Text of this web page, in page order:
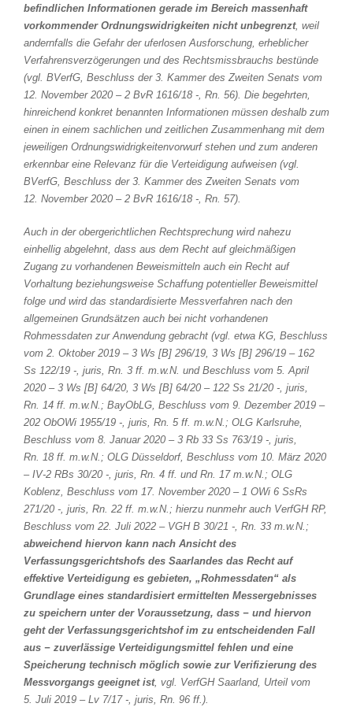
befindlichen Informationen gerade im Bereich massenhaft
vorkommender Ordnungswidrigkeiten nicht unbegrenzt, weil
andernfalls die Gefahr der uferlosen Ausforschung, erheblicher
Verfahrensverzögerungen und des Rechtsmissbrauchs bestünde
(vgl. BVerfG, Beschluss der 3. Kammer des Zweiten Senats vom
12. November 2020 – 2 BvR 1616/18 -, Rn. 56). Die begehrten,
hinreichend konkret benannten Informationen müssen deshalb zum
einen in einem sachlichen und zeitlichen Zusammenhang mit dem
jeweiligen Ordnungswidrigkeitenvorwurf stehen und zum anderen
erkennbar eine Relevanz für die Verteidigung aufweisen (vgl.
BVerfG, Beschluss der 3. Kammer des Zweiten Senats vom
12. November 2020 – 2 BvR 1616/18 -, Rn. 57).
Auch in der obergerichtlichen Rechtsprechung wird nahezu
einhellig abgelehnt, dass aus dem Recht auf gleichmäßigen
Zugang zu vorhandenen Beweismitteln auch ein Recht auf
Vorhaltung beziehungsweise Schaffung potentieller Beweismittel
folge und wird das standardisierte Messverfahren nach den
allgemeinen Grundsätzen auch bei nicht vorhandenen
Rohmessdaten zur Anwendung gebracht (vgl. etwa KG, Beschluss
vom 2. Oktober 2019 – 3 Ws [B] 296/19, 3 Ws [B] 296/19 – 162
Ss 122/19 -, juris, Rn. 3 ff. m.w.N. und Beschluss vom 5. April
2020 – 3 Ws [B] 64/20, 3 Ws [B] 64/20 – 122 Ss 21/20 -, juris,
Rn. 14 ff. m.w.N.; BayObLG, Beschluss vom 9. Dezember 2019 –
202 ObOWi 1955/19 -, juris, Rn. 5 ff. m.w.N.; OLG Karlsruhe,
Beschluss vom 8. Januar 2020 – 3 Rb 33 Ss 763/19 -, juris,
Rn. 18 ff. m.w.N.; OLG Düsseldorf, Beschluss vom 10. März 2020
– IV-2 RBs 30/20 -, juris, Rn. 4 ff. und Rn. 17 m.w.N.; OLG
Koblenz, Beschluss vom 17. November 2020 – 1 OWi 6 SsRs
271/20 -, juris, Rn. 22 ff. m.w.N.; hierzu nunmehr auch VerfGH RP,
Beschluss vom 22. Juli 2022 – VGH B 30/21 -, Rn. 33 m.w.N.;
abweichend hiervon kann nach Ansicht des
Verfassungsgerichtshofs des Saarlandes das Recht auf
effektive Verteidigung es gebieten, „Rohmessdaten“ als
Grundlage eines standardisiert ermittelten Messergebnisses
zu speichern unter der Voraussetzung, dass − und hiervon
geht der Verfassungsgerichtshof im zu entscheidenden Fall
aus − zuverlässige Verteidigungsmittel fehlen und eine
Speicherung technisch möglich sowie zur Verifizierung des
Messvorgangs geeignet ist, vgl. VerfGH Saarland, Urteil vom
5. Juli 2019 – Lv 7/17 -, juris, Rn. 96 ff.).